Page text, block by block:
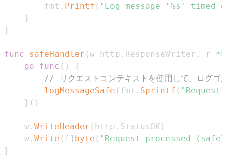
		fmt
. Printf ( "Log message '%s' timed
}
}
func safeHandler (w http . ResponseWriter , r *
go
func ( )
{
// リクエストコンテキストを使用して、ログゴ
logMessageSafe ( fmt . Sprintf (
} ( )
	w
. WriteHeader ( http . StatusOK )
	w
. Write ( [ ] byte ( "Request processed
}